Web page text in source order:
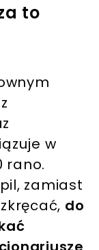
to
w
rano.
zamiast
do